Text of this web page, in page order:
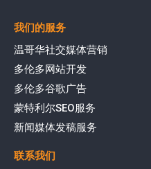
我们的服务
温哥华社交媒体营销
多伦多网站开发
多伦多谷歌广告
蒙特利尔SEO服务
新闻媒体发稿服务
联系我们